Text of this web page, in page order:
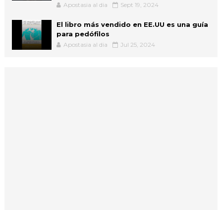
Apostasia al dia Sept 19, 2024
El libro más vendido en EE.UU es una guía
para pedófilos
Apostasia al dia Jul 25, 2024